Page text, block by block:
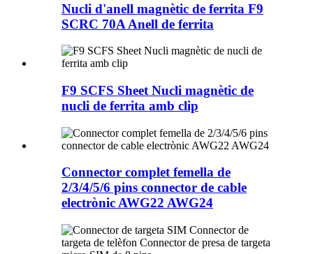
Nucli d'anell magnètic de ferrita F9
SCRC 70A Anell de ferrita
F9 SCFS Sheet Nucli magnètic de
nucli de ferrita amb clip
Connector complet femella de
2/3/4/5/6 pins connector de cable
electrònic AWG22 AWG24